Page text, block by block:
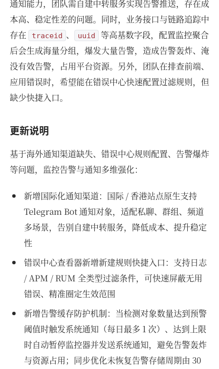
通知能力，团队需自建中转服务实现告警推送，存在成
本高、稳定性差的问题。同时，业务接口与链路追踪中
存在
traceid 、 uuid
等高基数字段，配置监控聚合
后会生成海量分组，爆发大量告警，造成告警轰炸、淹
没有效告警，占用平台资源。另外，团队在排查前端、
应用错误时，希望能在错误中心快速配置过滤规则，但
缺少快捷入口。
更新说明
基于海外通知渠道缺失、错误中心规则配置、告警爆炸
等问题，监控告警与通知多维强化：
新增国际化通知渠道：国际 / 香港站点原生支持
Telegram Bot 通知对象，适配私聊、群组、频道
多场景，告别自建中转服务，降低成本、提升稳定
性
错误中心查看器新增新建规则快捷入口：支持日志
/ APM / RUM 全类型过滤条件，可快速屏蔽无用
错误、精准圈定生效范围
新增告警缓存防护机制：当检测对象数量达到预警
阈值时触发系统通知（每日最多 1 次）、达到上限
时自动暂停监控器并发送系统通知，避免告警轰炸
与资源占用；同步优化未恢复告警存储周期由 30